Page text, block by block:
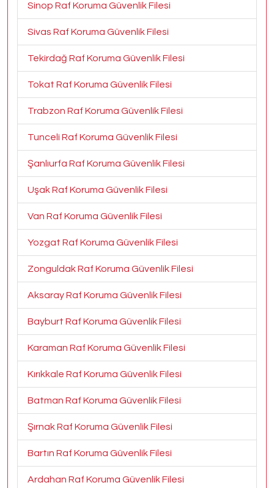
Sinop Raf Koruma Güvenlik Filesi
Sivas Raf Koruma Güvenlik Filesi
Tekirdağ Raf Koruma Güvenlik Filesi
Tokat Raf Koruma Güvenlik Filesi
Trabzon Raf Koruma Güvenlik Filesi
Tunceli Raf Koruma Güvenlik Filesi
Şanlıurfa Raf Koruma Güvenlik Filesi
Uşak Raf Koruma Güvenlik Filesi
Van Raf Koruma Güvenlik Filesi
Yozgat Raf Koruma Güvenlik Filesi
Zonguldak Raf Koruma Güvenlik Filesi
Aksaray Raf Koruma Güvenlik Filesi
Bayburt Raf Koruma Güvenlik Filesi
Karaman Raf Koruma Güvenlik Filesi
Kırıkkale Raf Koruma Güvenlik Filesi
Batman Raf Koruma Güvenlik Filesi
Şırnak Raf Koruma Güvenlik Filesi
Bartın Raf Koruma Güvenlik Filesi
Ardahan Raf Koruma Güvenlik Filesi